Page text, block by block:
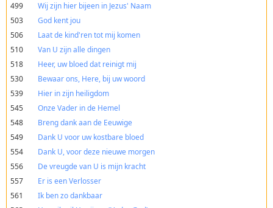
499
Wij zijn hier bijeen in Jezus' Naam
503
God kent jou
506
Laat de kind'ren tot mij komen
510
Van U zijn alle dingen
518
Heer, uw bloed dat reinigt mij
530
Bewaar ons, Here, bij uw woord
539
Hier in zijn heiligdom
545
Onze Vader in de Hemel
548
Breng dank aan de Eeuwige
549
Dank U voor uw kostbare bloed
554
Dank U, voor deze nieuwe morgen
556
De vreugde van U is mijn kracht
557
Er is een Verlosser
561
Ik ben zo dankbaar